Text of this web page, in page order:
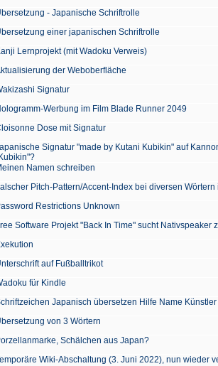
- Japanische Schriftrolle
einer japanischen Schriftrolle
Lernprojekt (mit Wadoku Verweis)
der Weboberfläche
Signatur
Werbung im Film Blade Runner 2049
Dose mit Signatur
Signatur "made by Kutani Kubikin" auf
Namen schreiben
Pitch-Pattern/Accent-Index bei diversen
Restrictions Unknown
Software Projekt "Back In Time" sucht Nativspeaker
auf Fußballtrikot
für Kindle
Japanisch übersetzen Hilfe Name
von 3 Wörtern
Schälchen aus Japan?
Wiki-Abschaltung (3. Juni 2022), nun wieder